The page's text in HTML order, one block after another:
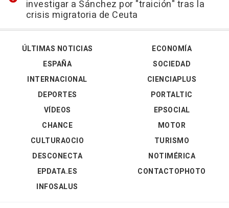
investigar a Sánchez por "traición" tras la
crisis migratoria de Ceuta
ÚLTIMAS NOTICIAS
ESPAÑA
INTERNACIONAL
DEPORTES
VÍDEOS
ECONOMÍA
SOCIEDAD
CIENCIAPLUS
PORTALTIC
EPSOCIAL
CHANCE
CULTURAOCIO
DESCONECTA
EPDATA.ES
INFOSALUS
MOTOR
TURISMO
NOTIMÉRICA
CONTACTOPHOTO